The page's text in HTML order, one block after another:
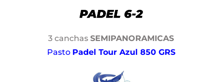
3 canchas SEMIPANORAMICAS
Pasto Padel Tour Azul 850 GRS